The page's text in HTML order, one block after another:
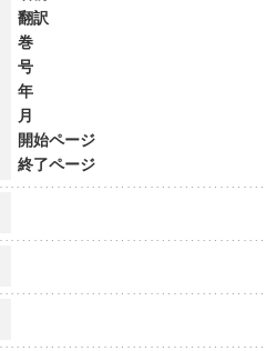
翻訳
巻
号
年
月
開始ページ
終了ページ